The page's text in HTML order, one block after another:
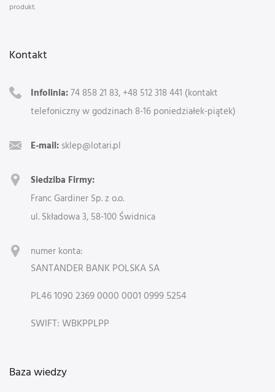
produkt.
Kontakt
Infolinia:74 858 21 83, +48 512 318 441 (kontakt
telefoniczny w godzinach 8-16 poniedziałek-piątek)
E-mail: sklep@lotari.pl
Siedziba Firmy:
Franc Gardiner Sp. z o.o.
ul. Składowa 3, 58-100 Świdnica
numer konta:
SANTANDER BANK POLSKA SA
PL46 1090 2369 0000 0001 0999 5254
SWIFT: WBKPPLPP
Baza wiedzy